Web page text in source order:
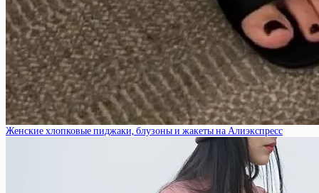
Женские хлопковые пиджаки, блузоны и жакеты на Алиэкспресс